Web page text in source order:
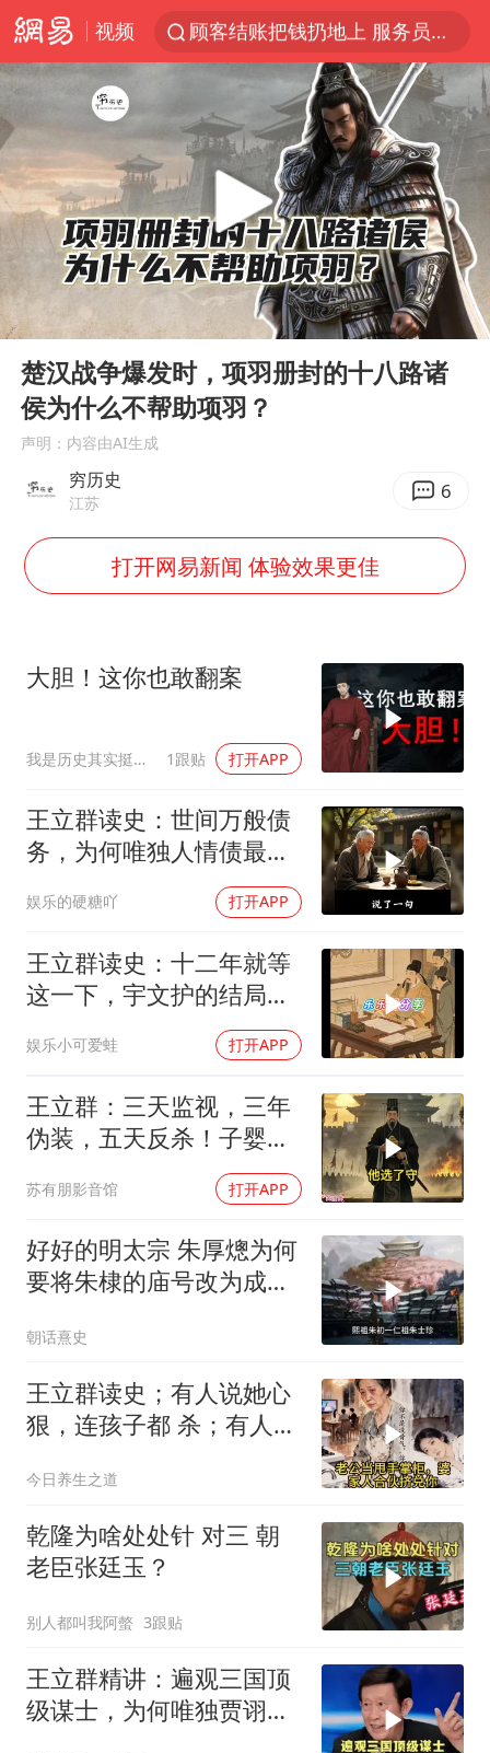
视频
顾客结账把钱扔地上 服务员霸气扔回
38岁山东财大教授刘海明逝世
被泰航拒载中国乘客：免费改签没兑现
陕西柞水遭遇暴雨五千余户群众转移
银行午休1.5小时 留个窗口行不行
台风白海豚或在华东沿海登陆
弹药库存告急 美军补货难
沙特否认与胡塞武装举行会谈
如何把百年大党建设得更加坚强有力
41岁女子为鼓励女儿考上985研究生
恩比德变瘦引热议
总书记关心百姓身边这些民生大事
Play
00:00 06:48
楚汉战争爆发时，项羽册封的十八路诸
侯为什么不帮助项羽？
声明：内容由AI生成
穷历史
江苏 6
打开网易新闻 体验效果更佳
大胆！这你也敢翻案
我是历史其实挺有趣 1跟贴 打开APP
王立群读史：世间万般债
务，为何唯独人情债最难
娱乐的硬糖吖 打开APP
王立群读史：十二年就等
这一下，宇文护的结局你
娱乐小可爱蛙 打开APP
王立群：三天监视，三年
伪装，五天反杀！子婴用
一本诗书骗过了整个秦朝
苏有朋影音馆 打开APP
好好的明太宗 朱厚熜为何
要将朱棣的庙号改为成
朝话熹史
王立群读史；有人说她心
狠，连孩子都 杀；有人说
有仇人
今日养生之道
乾隆为啥处处针 对三 朝
老臣张廷玉？
别人都叫我阿螫 3跟贴
王立群精讲：遍观三国顶
级谋士，为何唯独贾诩得